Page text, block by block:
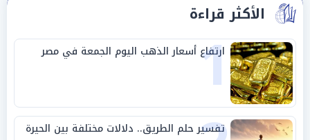
الأكثر قراءة
1
ارتفاع أسعار الذهب اليوم الجمعة في مصر
تفسير حلم الطريق.. دلالات مختلفة بين الحيرة